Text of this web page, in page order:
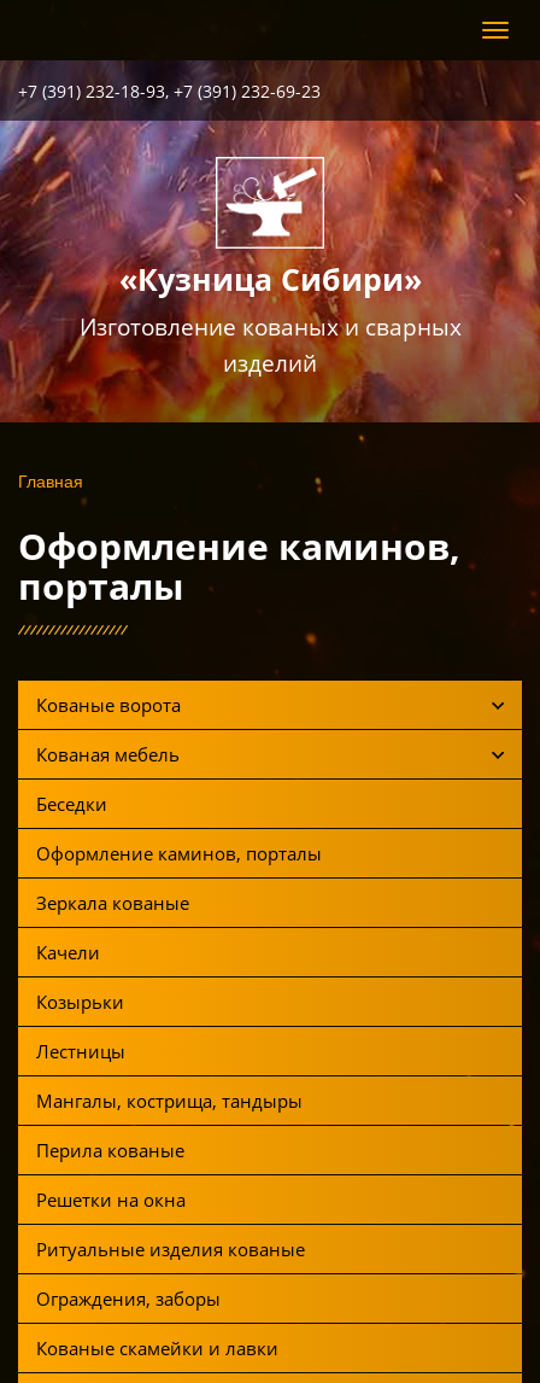
основному
содержанию
+7 (391) 232-18-93, +7 (391) 232-69-23
«Кузница Сибири»
Изготовление кованых и сварных
изделий
Вы
здесь
Главная
Оформление каминов,
порталы
Кованые ворота
Кованая мебель
Беседки
Оформление каминов, порталы
Зеркала кованые
Качели
Козырьки
Лестницы
Мангалы, кострища, тандыры
Перила кованые
Решетки на окна
Ритуальные изделия кованые
Ограждения, заборы
Кованые скамейки и лавки